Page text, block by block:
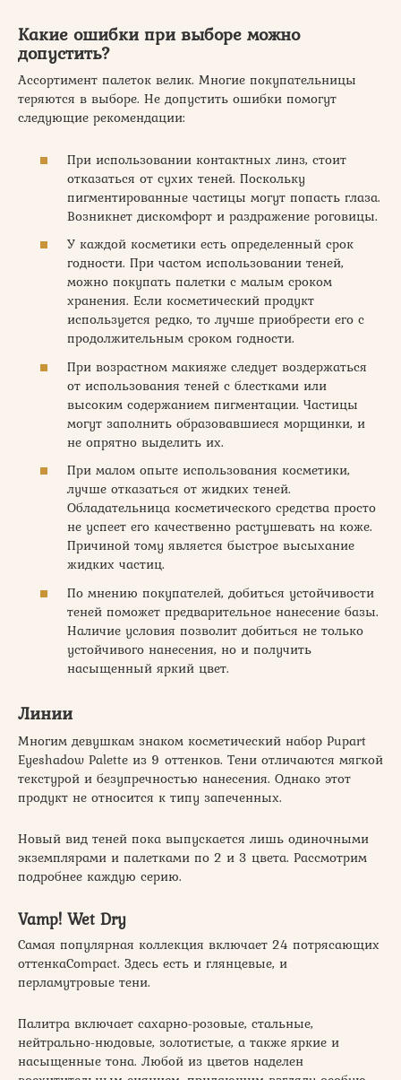
Какие ошибки при выборе можно
допустить?
Ассортимент палеток велик. Многие покупательницы
теряются в выборе. Не допустить ошибки помогут
следующие рекомендации:
При использовании контактных линз, стоит
отказаться от сухих теней. Поскольку
пигментированные частицы могут попасть глаза.
Возникнет дискомфорт и раздражение роговицы.
У каждой косметики есть определенный срок
годности. При частом использовании теней,
можно покупать палетки с малым сроком
хранения. Если косметический продукт
используется редко, то лучше приобрести его с
продолжительным сроком годности.
При возрастном макияже следует воздержаться
от использования теней с блестками или
высоким содержанием пигментации. Частицы
могут заполнить образовавшиеся морщинки, и
не опрятно выделить их.
При малом опыте использования косметики,
лучше отказаться от жидких теней.
Обладательница косметического средства просто
не успеет его качественно растушевать на коже.
Причиной тому является быстрое высыхание
жидких частиц.
По мнению покупателей, добиться устойчивости
теней поможет предварительное нанесение базы.
Наличие условия позволит добиться не только
устойчивого нанесения, но и получить
насыщенный яркий цвет.
Линии
Многим девушкам знаком косметический набор Pupart
Eyeshadow Palette из 9 оттенков. Тени отличаются мягкой
текстурой и безупречностью нанесения. Однако этот
продукт не относится к типу запеченных.
Новый вид теней пока выпускается лишь одиночными
экземплярами и палетками по 2 и 3 цвета. Рассмотрим
подробнее каждую серию.
Vamp! Wet Dry
Самая популярная коллекция включает 24 потрясающих
оттенкаCompact. Здесь есть и глянцевые, и
перламутровые тени.
Палитра включает сахарно-розовые, стальные,
нейтрально-нюдовые, золотистые, а также яркие и
насыщенные тона. Любой из цветов наделен